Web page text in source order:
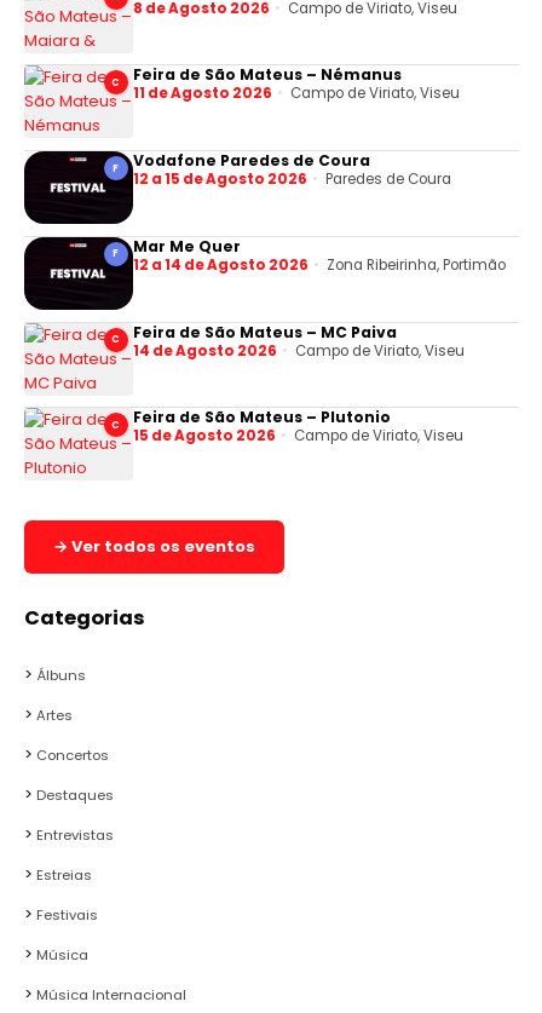
8 de Agosto 2026 Campo de Viriato, Viseu
C Feira de São Mateus – Némanus
11 de Agosto 2026 Campo de Viriato, Viseu
F Vodafone Paredes de Coura
12 a 15 de Agosto 2026 Paredes de Coura
F Mar Me Quer
12 a 14 de Agosto 2026 Zona Ribeirinha, Portimão
C Feira de São Mateus – MC Paiva
14 de Agosto 2026 Campo de Viriato, Viseu
C Feira de São Mateus – Plutonio
15 de Agosto 2026 Campo de Viriato, Viseu
→ Ver todos os eventos
Categorias
Álbuns
Artes
Concertos
Destaques
Entrevistas
Estreias
Festivais
Música
Música Internacional